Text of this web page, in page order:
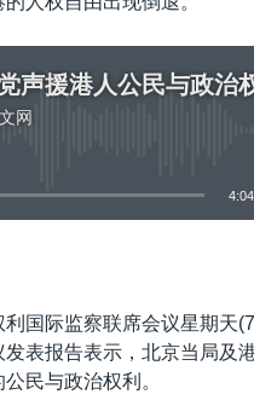
网
4:04
国际监察联席会议星期天
表报告表示，北京当局及
民与政治权利。